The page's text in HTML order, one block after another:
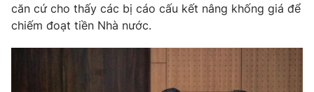
căn cứ cho thấy các bị cáo cấu kết nâng khống giá để
chiếm đoạt tiền Nhà nước.